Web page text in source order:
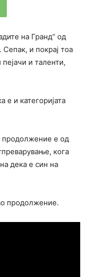
на Гранд“ од
и покрај тоа
и таленти,
е и категоријата
продолжение е од
кога
дека е син на
продолжение.